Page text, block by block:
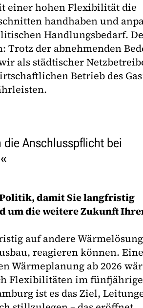
einer hohen Flexibilität die
handhaben und
Handlungsbedarf.
Trotz der abnehmenden
als städtischer
Betrieb des
Anschlusspflicht bei
Politik, damit Sie langfristig
um die weitere Zukunft
auf andere
reagieren können. Eine
Wärmeplanung ab 2026
Flexibilitäten im
ist es das Ziel,